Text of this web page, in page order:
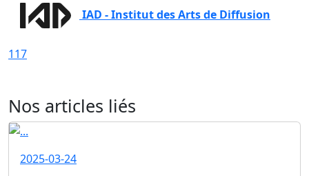
IAD - Institut des Arts de Diffusion
117
Nos articles liés
2025-03-24